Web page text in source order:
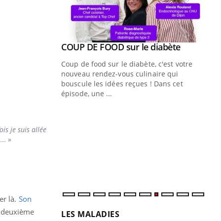
je suis allée
... »
là. Son
» pour
de bilan de
Youtube
COUP DE FOOD sur le diabèteYoutube
Coup de food sur le diabète, c'est votre
nouveau rendez-vous culinaire qui
bouscule les idées reçues ! Dans cet
épisode, une ...
LES MALADIES